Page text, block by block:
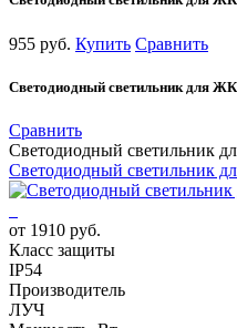
955 руб. Купить Сравнить
Светодиодный светильник для
Сравнить
Светодиодный светильник
Светодиодный светильник
от 1910 руб.
Класс защиты
IP54
Производитель
ЛУЧ